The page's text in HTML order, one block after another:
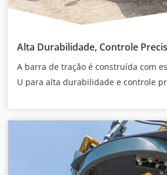
Alta Durabilidade, Controle
A barra de tração é construída com
U para alta durabilidade e controle